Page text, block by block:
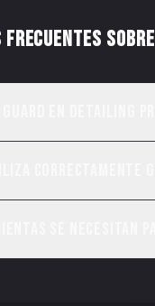
SOBRE